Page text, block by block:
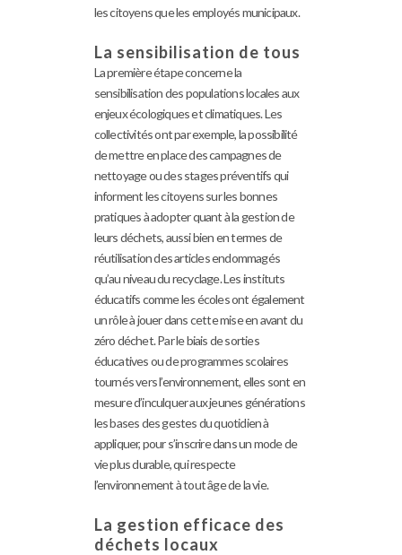
les citoyens que les employés municipaux.
La sensibilisation de tous
La première étape concerne la
sensibilisation des populations locales aux
enjeux écologiques et climatiques. Les
collectivités ont par exemple, la possibilité
de mettre en place des campagnes de
nettoyage ou des stages préventifs qui
informent les citoyens sur les bonnes
pratiques à adopter quant à la gestion de
leurs déchets, aussi bien en termes de
réutilisation des articles endommagés
qu’au niveau du recyclage. Les instituts
éducatifs comme les écoles ont également
un rôle à jouer dans cette mise en avant du
zéro déchet. Par le biais de sorties
éducatives ou de programmes scolaires
tournés vers l’environnement, elles sont en
mesure d’inculquer aux jeunes générations
les bases des gestes du quotidien à
appliquer, pour s’inscrire dans un mode de
vie plus durable, qui respecte
l’environnement à tout âge de la vie.
La gestion efficace des
déchets locaux